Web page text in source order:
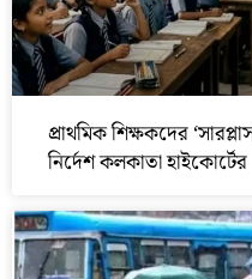
প্রাথমিক শিক্ষকদের
নির্দেশ কলকাতা হাইকোর্টের